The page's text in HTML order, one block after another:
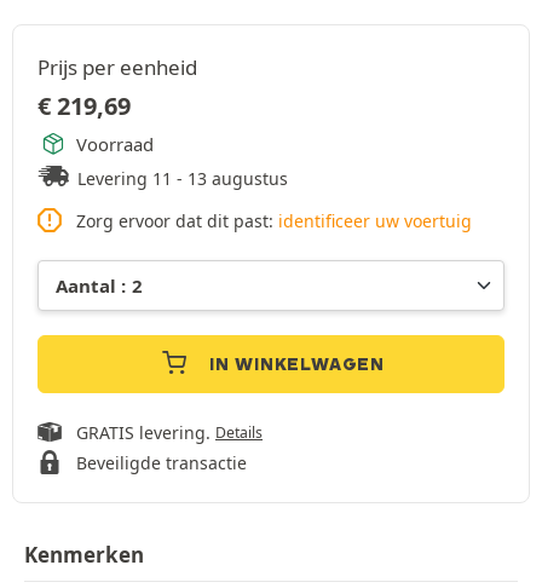
Prijs per eenheid
€219,69
Voorraad
Levering 11 - 13 augustus
Zorg ervoor dat dit past: identificeer uw voertuig
IN WINKELWAGEN
GRATIS levering. Details
Beveiligde transactie
Kenmerken